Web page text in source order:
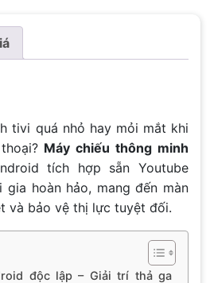
tivi quá nhỏ hay mỏi mắt khi
Máy chiếu thông minh
tích hợp sẵn Youtube
hoàn hảo, mang đến màn
và bảo vệ thị lực tuyệt đối.
độc lập – Giải trí thả ga